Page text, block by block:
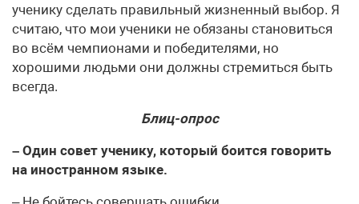
ученику сделать правильный жизненный выбор. Я
считаю, что мои ученики не обязаны становиться
во всём чемпионами и победителями, но
хорошими людьми они должны стремиться быть
всегда.
Блиц-опрос
– Один совет ученику, который боится говорить
на иностранном языке.